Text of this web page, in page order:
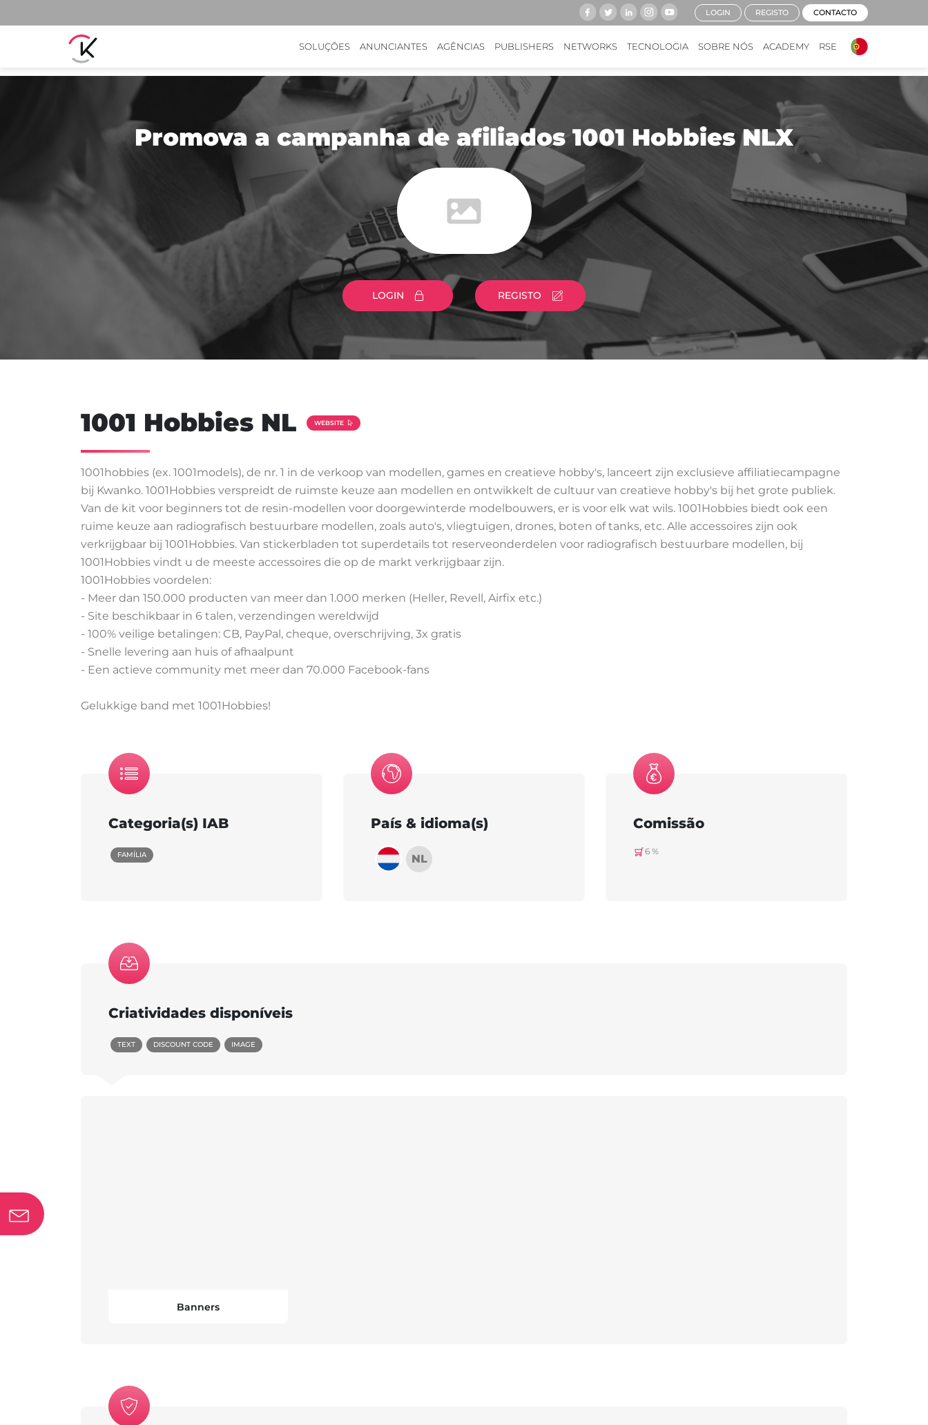
SOLUÇÕES ANUNCIANTES AGÊNCIAS PUBLISHERS NETWORKS TECNOLOGIA SOBRE NÓS ACADEMY RSE
LOGIN REGISTO CONTACTO
Promova a campanha de afiliados 1001 Hobbies NLX
LOGIN REGISTO
1001 Hobbies NL WEBSITE
1001hobbies (ex. 1001models), de nr. 1 in de verkoop van modellen, games en creatieve hobby's, lanceert zijn exclusieve affiliatiecampagne
bij Kwanko. 1001Hobbies verspreidt de ruimste keuze aan modellen en ontwikkelt de cultuur van creatieve hobby's bij het grote publiek.
Van de kit voor beginners tot de resin-modellen voor doorgewinterde modelbouwers, er is voor elk wat wils. 1001Hobbies biedt ook een
ruime keuze aan radiografisch bestuurbare modellen, zoals auto's, vliegtuigen, drones, boten of tanks, etc. Alle accessoires zijn ook
verkrijgbaar bij 1001Hobbies. Van stickerbladen tot superdetails tot reserveonderdelen voor radiografisch bestuurbare modellen, bij
1001Hobbies vindt u de meeste accessoires die op de markt verkrijgbaar zijn.
1001Hobbies voordelen:
- Meer dan 150.000 producten van meer dan 1.000 merken (Heller, Revell, Airfix etc.)
- Site beschikbaar in 6 talen, verzendingen wereldwijd
- 100% veilige betalingen: CB, PayPal, cheque, overschrijving, 3x gratis
- Snelle levering aan huis of afhaalpunt
- Een actieve community met meer dan 70.000 Facebook-fans
Gelukkige band met 1001Hobbies!
Categoria(s) IAB
FAMÍLIA
País & idioma(s)
NL
Comissão
6 %
Criatividades disponíveis
TEXT DISCOUNT CODE IMAGE
Banners